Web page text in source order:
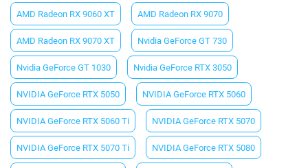
AMD Radeon RX 9060 XT AMD Radeon RX 9070
AMD Radeon RX 9070 XT Nvidia GeForce GT 730
Nvidia GeForce GT 1030 Nvidia GeForce RTX 3050
NVIDIA GeForce RTX 5050 NVIDIA GeForce RTX 5060
NVIDIA GeForce RTX 5060 Ti NVIDIA GeForce RTX 5070
NVIDIA GeForce RTX 5070 Ti NVIDIA GeForce RTX 5080